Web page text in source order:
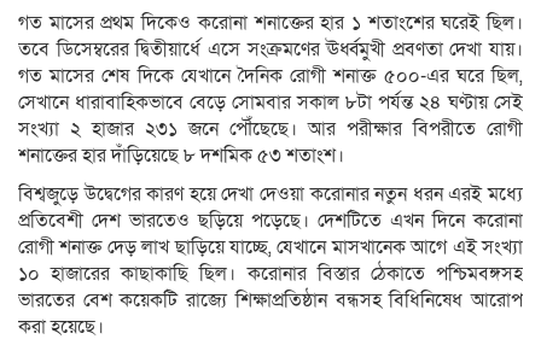
গত মাসের প্রথম দিকেও করোনা শনাক্তের হার ১ শতাংশের ঘরেই ছিল।
তবে ডিসেম্বরের দ্বিতীয়ার্ধে এসে সংক্রমণের ঊর্ধ্বমুখী প্রবণতা দেখা যায়।
গত মাসের শেষ দিকে যেখানে দৈনিক রোগী শনাক্ত ৫০০-এর ঘরে ছিল,
সেখানে ধারাবাহিকভাবে বেড়ে সোমবার সকাল ৮টা পর্যন্ত ২৪ ঘণ্টায় সেই
সংখ্যা ২ হাজার ২৩১ জনে পৌঁছেছে। আর পরীক্ষার বিপরীতে রোগী
শনাক্তের হার দাঁড়িয়েছে ৮ দশমিক ৫৩ শতাংশ।
বিশ্বজুড়ে উদ্বেগের কারণ হয়ে দেখা দেওয়া করোনার নতুন ধরন এরই মধ্যে
প্রতিবেশী দেশ ভারতেও ছড়িয়ে পড়েছে। দেশটিতে এখন দিনে করোনা
রোগী শনাক্ত দেড় লাখ ছাড়িয়ে যাচ্ছে, যেখানে মাসখানেক আগে এই সংখ্যা
১০ হাজারের কাছাকাছি ছিল। করোনার বিস্তার ঠেকাতে পশ্চিমবঙ্গসহ
ভারতের বেশ কয়েকটি রাজ্যে শিক্ষাপ্রতিষ্ঠান বন্ধসহ বিধিনিষেধ আরোপ
করা হয়েছে।